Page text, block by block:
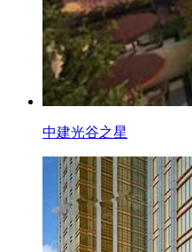
中建光谷之星